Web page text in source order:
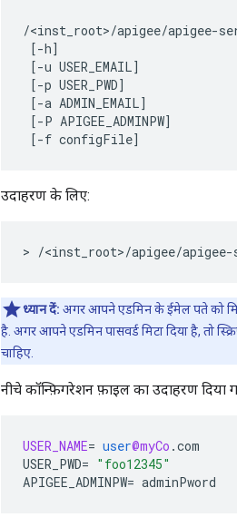
/<inst_root>/apigee/apigee-
[-h]
[-u USER_EMAIL]
[-p USER_PWD]
[-a ADMIN_EMAIL]
[-P APIGEE_ADMINPW]
[-f configFile]
उदाहरण के लिए:
> /<inst_root>/apigee/apigee-
ध्यान दें: अगर आपने एडमिन के ईमेल पते को
है. अगर आपने एडमिन पासवर्ड मिटा दिया है, तो
चाहिए.
नीचे कॉन्फ़िगरेशन फ़ाइल का उदाहरण
USER_NAME= user@myCo .com
USER_PWD= "foo12345"
APIGEE_ADMINPW= adminPword